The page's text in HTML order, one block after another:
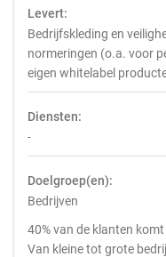
Levert:
Bedrijfskleding en
normeringen (o.a. voor
eigen whitelabel
Diensten:
-
Doelgroep(en):
Bedrijven
40% van de klanten
Van kleine tot grote